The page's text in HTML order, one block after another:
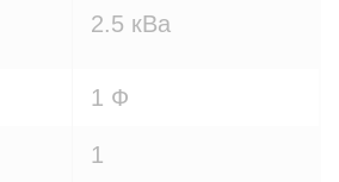
2.5 кВа
1 Ф
1